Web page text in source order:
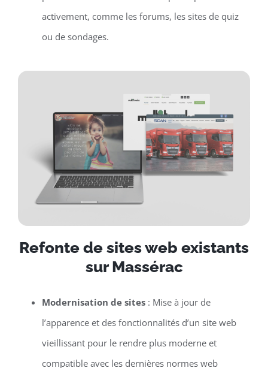
activement, comme les forums, les sites de quiz
ou de sondages.
Refonte de sites web existants
sur Massérac
Modernisation de sites: Mise à jour de
l’apparence et des fonctionnalités d’un site web
vieillissant pour le rendre plus moderne et
compatible avec les dernières normes web